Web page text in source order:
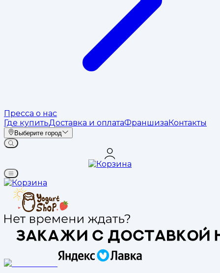
Пресса о нас
Где купитьДоставка и оплатаФраншизаКонтакты
Выберите город